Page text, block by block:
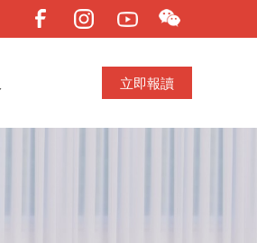
立即報讀